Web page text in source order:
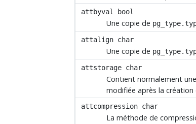
attbyval bool
Une copie de
attalign char
Une copie de
attstorage char
Contient normalement
modifiée après la
attcompression char
La méthode de